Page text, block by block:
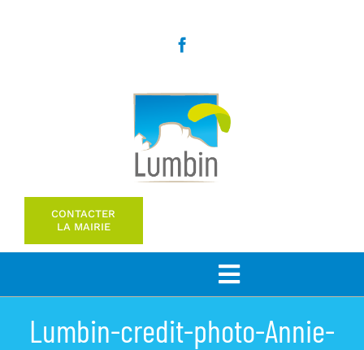
CONTACTER
LA MAIRIE
Toggle
Navigation
Bienvenue
Lumbin-credit-photo-Annie-